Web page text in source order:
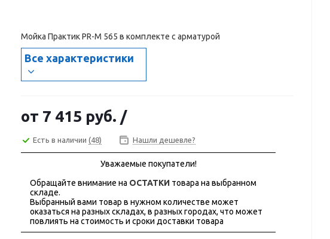
Мойка Практик PR-M 565 в комплекте с арматурой
Все характеристики
от 7 415 руб. /
Есть в наличии (48) Нашли дешевле?
Уважаемые покупатели!
Обращайте внимание на ОСТАТКИ товара на выбранном
складе.
Выбранный вами товар в нужном количестве может
оказаться на разных складах, в разных городах, что может
повлиять на стоимость и сроки доставки товара